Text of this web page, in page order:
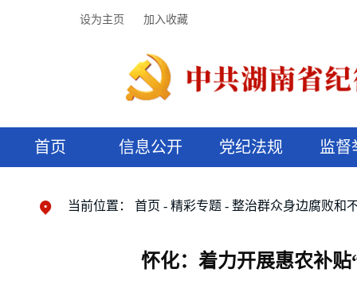
设为主页 加入收藏
首页 信息公开 党纪法规 监督
当前位置： 首页 精彩专题 整治群众身边腐败和
怀化：着力开展惠农补